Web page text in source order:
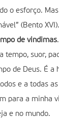
o esforço.
(Bento XVI).
de vindimas
tempo, suor,
de Deus. É
e a todas
para a minha
e no mundo.